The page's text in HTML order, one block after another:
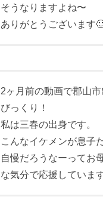
そうなりますよね〜
ありがとうございます
2ヶ月前の動画で郡山
びっくり！
私は三春の出身です。
こんなイケメンが息子
自慢だろうなーってお
な気分で応援していま